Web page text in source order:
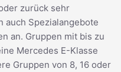
zurück sehr
auch Spezialangebote
an. Gruppen mit bis zu
Mercedes E-Klasse
Gruppen von 8, 16 oder